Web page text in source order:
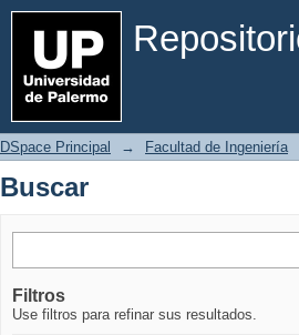
Buscar
DSpace Principal → Facultad de Ingeniería
Buscar
Filtros
Use filtros para refinar sus resultados.